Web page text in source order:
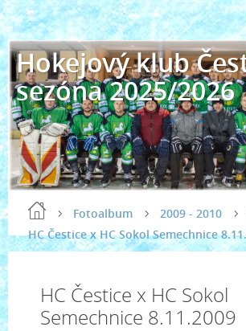
Hokejový klub
sezóna 2025/2026
Fotoalbum
2009 - 2010
HC Čestice x HC Sokol Semechnice
HC Čestice x HC Sokol
Semechnice 8.11.2009